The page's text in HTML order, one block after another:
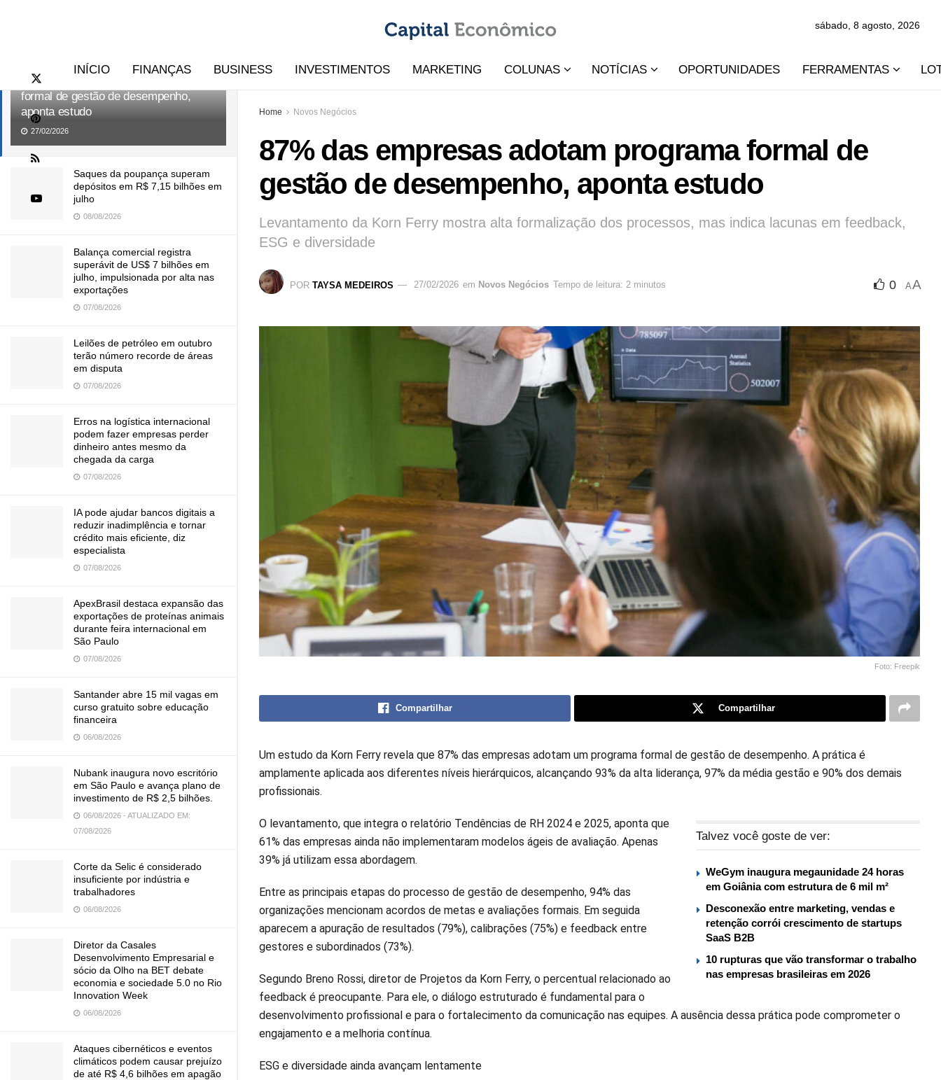
87% das empresas adotam programa
formal de gestão de desempenho,
aponta estudo
27/02/2026
Saques da poupança superam
depósitos em R$ 7,15 bilhões em
julho
08/08/2026
Balança comercial registra
superávit de US$ 7 bilhões em
julho, impulsionada por alta nas
exportações
07/08/2026
Leilões de petróleo em outubro
terão número recorde de áreas
em disputa
07/08/2026
Erros na logística internacional
podem fazer empresas perder
dinheiro antes mesmo da
chegada da carga
07/08/2026
IA pode ajudar bancos digitais a
reduzir inadimplência e tornar
crédito mais eficiente, diz
especialista
07/08/2026
ApexBrasil destaca expansão das
exportações de proteínas animais
durante feira internacional em
São Paulo
07/08/2026
Santander abre 15 mil vagas em
curso gratuito sobre educação
financeira
06/08/2026
Nubank inaugura novo escritório
em São Paulo e avança plano de
investimento de R$ 2,5 bilhões.
06/08/2026 - ATUALIZADO EM:
07/08/2026
Corte da Selic é considerado
insuficiente por indústria e
trabalhadores
06/08/2026
Diretor da Casales
Desenvolvimento Empresarial e
sócio da Olho na BET debate
economia e sociedade 5.0 no Rio
Innovation Week
06/08/2026
Ataques cibernéticos e eventos
climáticos podem causar prejuízo
de até R$ 4,6 bilhões em apagão
sábado, 8 agosto, 2026
INÍCIO FINANÇAS BUSINESS INVESTIMENTOS MARKETING COLUNAS NOTÍCIAS OPORTUNIDADES FERRAMENTAS
Home Novos Negócios
87% das empresas adotam programa formal de
gestão de desempenho, aponta estudo
Levantamento da Korn Ferry mostra alta formalização dos processos, mas indica lacunas em feedback,
ESG e diversidade
POR TAYSA MEDEIROS 27/02/2026 em Novos Negócios Tempo de leitura: 2 minutos 0 AA
Foto: Freepik
Compartilhar Compartilhar
Um estudo da Korn Ferry revela que 87% das empresas adotam um programa formal de gestão de desempenho. A prática é
amplamente aplicada aos diferentes níveis hierárquicos, alcançando 93% da alta liderança, 97% da média gestão e 90% dos demais
profissionais.
Talvez você goste de ver:
WeGym inaugura megaunidade 24 horas
em Goiânia com estrutura de 6 mil m²
Desconexão entre marketing, vendas e
retenção corrói crescimento de startups
SaaS B2B
10 rupturas que vão transformar o trabalho
nas empresas brasileiras em 2026
O levantamento, que integra o relatório Tendências de RH 2024 e 2025, aponta que
61% das empresas ainda não implementaram modelos ágeis de avaliação. Apenas
39% já utilizam essa abordagem.
Entre as principais etapas do processo de gestão de desempenho, 94% das
organizações mencionam acordos de metas e avaliações formais. Em seguida
aparecem a apuração de resultados (79%), calibrações (75%) e feedback entre
gestores e subordinados (73%).
Segundo Breno Rossi, diretor de Projetos da Korn Ferry, o percentual relacionado ao
feedback é preocupante. Para ele, o diálogo estruturado é fundamental para o
desenvolvimento profissional e para o fortalecimento da comunicação nas equipes. A ausência dessa prática pode comprometer o
engajamento e a melhoria contínua.
ESG e diversidade ainda avançam lentamente